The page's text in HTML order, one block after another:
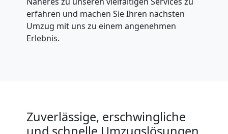
erfahren und machen Sie Ihren nächsten
Umzug mit uns zu einem angenehmen
Erlebnis.
Zuverlässige, erschwingliche